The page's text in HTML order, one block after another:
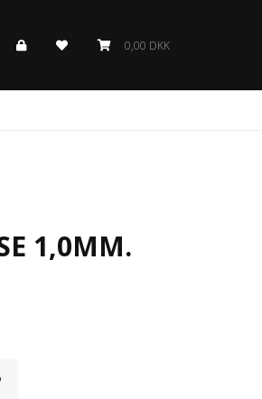
0,00 DKK
1,0MM.